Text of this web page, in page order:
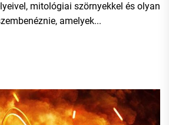
mitológiai szörnyekkel és olyan
amelyek...